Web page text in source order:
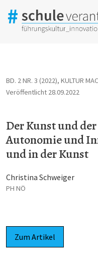
BD. 2 NR. 3 (2022), KULTUR
Der Kunst und
Autonomie und
und in der Kunst
Veröffentlicht 28.09.2022
Christina Schweiger
PH NÖ
Zum Artikel